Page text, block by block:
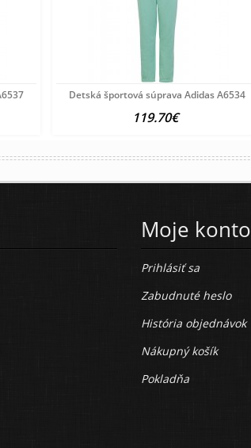
Detská športová súprava Adidas A6534
119.70€
Moje konto
Prihlásiť sa
Zabudnuté heslo
História objednávok
Nákupný košík
Pokladňa